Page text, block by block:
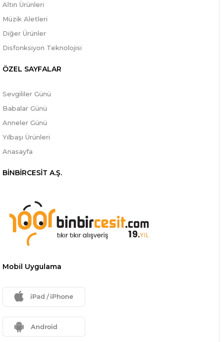
Altın Ürünleri
Müzik Aletleri
Diğer Ürünler
Disfonksiyon Teknolojisi
ÖZEL SAYFALAR
Sevgililer Günü
Babalar Günü
Anneler Günü
Yılbaşı Ürünleri
Anasayfa
BİNBİRCESİT A.Ş.
Mobil Uygulama